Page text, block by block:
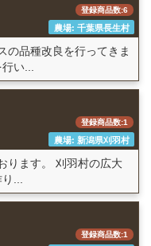
登録商品数:6
農場: 千葉県長生村
の品種改良を行ってきま
い...
登録商品数:1
農場: 新潟県刈羽村
ります。 刈羽村の広大
...
登録商品数:1